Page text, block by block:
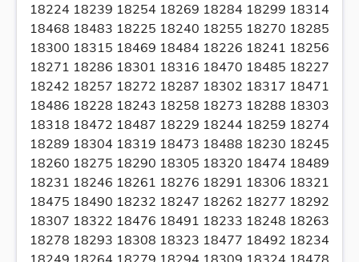
18224 18239 18254 18269 18284 18299 18314
18468 18483 18225 18240 18255 18270 18285
18300 18315 18469 18484 18226 18241 18256
18271 18286 18301 18316 18470 18485 18227
18242 18257 18272 18287 18302 18317 18471
18486 18228 18243 18258 18273 18288 18303
18318 18472 18487 18229 18244 18259 18274
18289 18304 18319 18473 18488 18230 18245
18260 18275 18290 18305 18320 18474 18489
18231 18246 18261 18276 18291 18306 18321
18475 18490 18232 18247 18262 18277 18292
18307 18322 18476 18491 18233 18248 18263
18278 18293 18308 18323 18477 18492 18234
18249 18264 18279 18294 18309 18324 18478